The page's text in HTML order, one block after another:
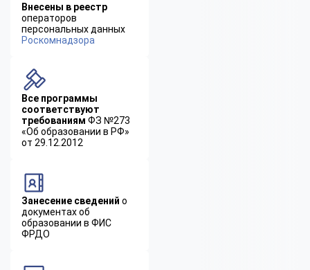
Внесены в реестр
операторов
персональных данных
Роскомнадзора
Все программы
соответствуют
требованиям ФЗ №273
«Об образовании в РФ»
от 29.12.2012
Занесение сведений о
документах об
образовании в ФИС
ФРДО